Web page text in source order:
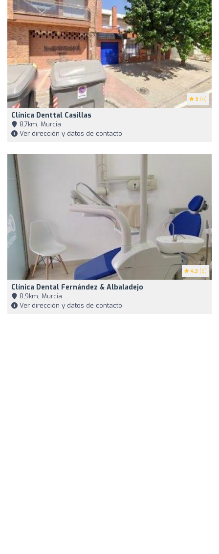
5 (4)
Clínica Denttal Casillas
8,7km, Murcia
Ver dirección y datos de contacto
4.3 (6)
Clínica Dental Fernández & Albaladejo
8,9km, Murcia
Ver dirección y datos de contacto